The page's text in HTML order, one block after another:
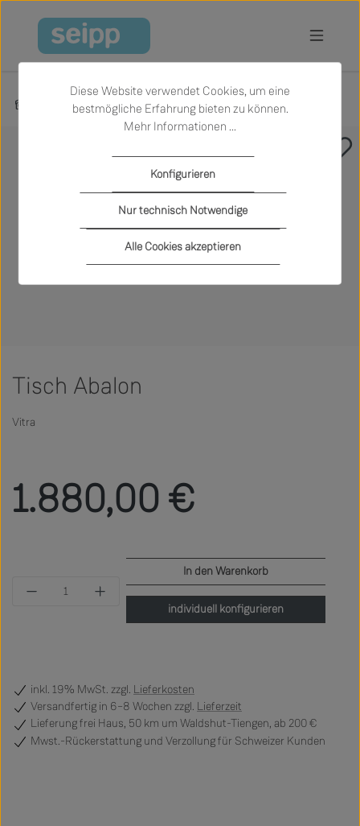
Zum Hauptinhalt springen
Produkte Wohnen Beistelltische
Tisch Abalon
Vitra
1.880,00 €
Produkt Anzahl: Gib den gewünschten Wert
In den Warenkorb
individuell konfigurieren
inkl. 19% MwSt. zzgl. Lieferkosten
Versandfertig in 6–8 Wochen zzgl. Lieferzeit
Lieferung frei Haus, 50 km um Waldshut-Tiengen, ab 200 €
Mwst.-Rückerstattung und Verzollung für Schweizer Kunden
Diese Website verwendet Cookies, um eine
bestmögliche Erfahrung bieten zu können.
Mehr Informationen ...
Nur technisch Notwendige
Konfigurieren
Alle Cookies akzeptieren